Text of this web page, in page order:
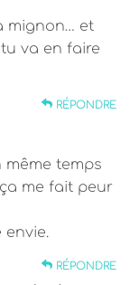
mignon… et
va en faire
RÉPONDRE
même temps
me fait peur
envie.
RÉPONDRE